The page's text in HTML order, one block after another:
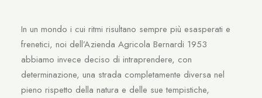
In un mondo i cui ritmi risultano sempre più esasperati e
frenetici, noi dell’Azienda Agricola Bernardi 1953
abbiamo invece deciso di intraprendere, con
determinazione, una strada completamente diversa nel
pieno rispetto della natura e delle sue tempistiche,